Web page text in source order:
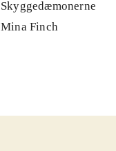
Skyggedæmonerne
Mina Finch